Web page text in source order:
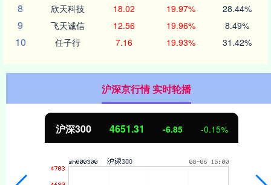
8 欣天科技 18.02 19.97% 28.44%
9 飞天诚信 12.56 19.96% 8.49%
10 任子行 7.16 19.93% 31.42%
沪深京行情 实时轮播
沪深300 4651.31 -6.85 -0.15%